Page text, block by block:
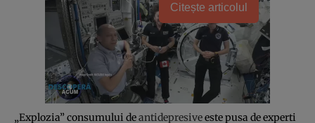
Citește articolul
„Explozia” consumului deantidepresiveeste pusa de experti